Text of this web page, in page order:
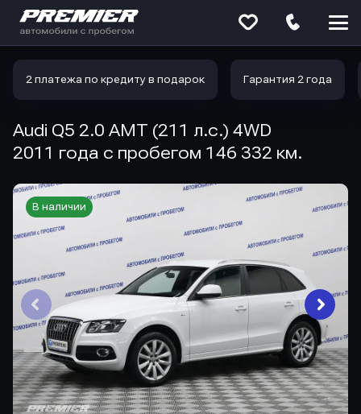
2 платежа по кредиту в подарок Гарантия 2 года
Audi Q5 2.0 AMT (211 л.с.) 4WD
2011 года с пробегом 146 332 км.
В наличии